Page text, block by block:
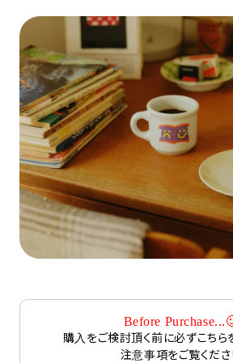
Before
購入をご検討頂く前に必ずこちら
注意事項をご覧くだ